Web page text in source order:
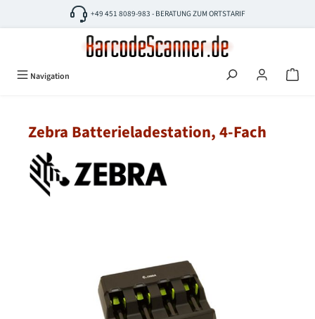
Zum Hauptinhalt springen+49 451 8089-983 - BERATUNG ZUM ORTSTARIF
Navigation
Zebra Batterieladestation, 4-Fach